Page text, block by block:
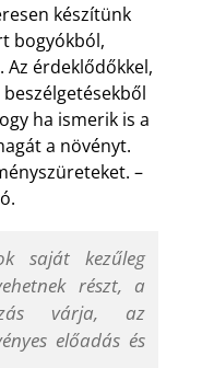
készítünk
bogyókból,
Az érdeklődőkkel,
ha ismerik is a
a növényt.
–
saját kezűleg
részt, a
várja, az
előadás és